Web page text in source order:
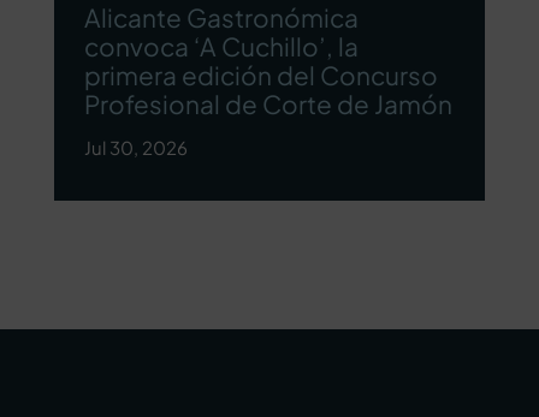
Alicante Gastronómica
convoca ‘A Cuchillo’, la
primera edición del Concurso
Profesional de Corte de Jamón
Jul 30, 2026